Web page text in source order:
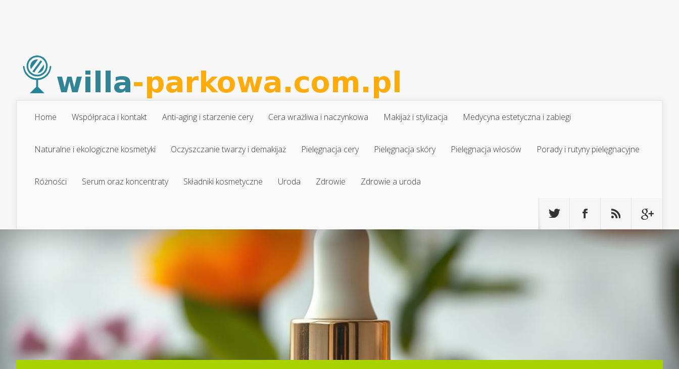
Home Współpraca i kontakt Anti-aging i starzenie cery Cera wrażliwa i naczynkowa Makijaż i stylizacja Medycyna estetyczna i zabiegi
Naturalne i ekologiczne kosmetyki Oczyszczanie twarzy i demakijaż Pielęgnacja cery Pielęgnacja skóry Pielęgnacja włosów Porady i rutyny pielęgnacyjne
Różności Serum oraz koncentraty Składniki kosmetyczne Uroda Zdrowie Zdrowie a uroda